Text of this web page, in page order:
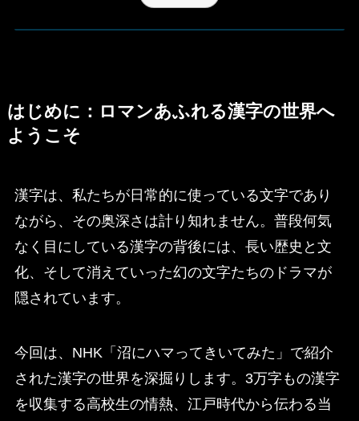
はじめに：ロマンあふれる漢字の世界へ
ようこそ
漢字は、私たちが日常的に使っている文字であり
ながら、その奥深さは計り知れません。普段何気
なく目にしている漢字の背後には、長い歴史と文
化、そして消えていった幻の文字たちのドラマが
隠されています。
今回は、NHK「沼にハマってきいてみた」で紹介
された漢字の世界を深掘りします。3万字もの漢字
を収集する高校生の情熱、江戸時代から伝わる当